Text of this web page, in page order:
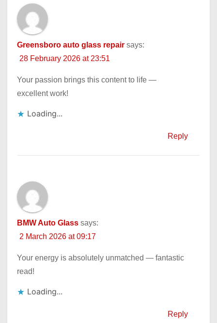
Greensboro auto glass repair says:
28 February 2026 at 23:51
Your passion brings this content to life —
excellent work!
Loading...
Reply
BMW Auto Glass says:
2 March 2026 at 09:17
Your energy is absolutely unmatched — fantastic
read!
Loading...
Reply